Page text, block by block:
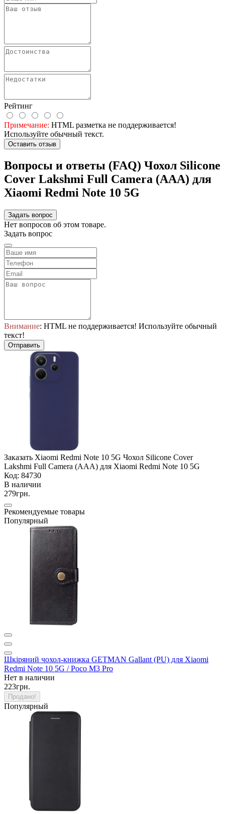
Рейтинг
Примечание: HTML разметка не поддерживается!
Используйте обычный текст.
Оставить отзыв
Вопросы и ответы (FAQ) Чохол Silicone
Cover Lakshmi Full Camera (AAA) для
Xiaomi Redmi Note 10 5G
Задать вопрос
Нет вопросов об этом товаре.
Задать вопрос
Внимание: HTML не поддерживается! Используйте обычный
текст!
Отправить
Заказать Xiaomi Redmi Note 10 5G Чохол Silicone Cover
Lakshmi Full Camera (AAA) для Xiaomi Redmi Note 10 5G
Код: 84730
В наличии
279грн.
Рекомендуемые товары
Популярный
Шкіряний чохол-книжка GETMAN Gallant (PU) для Xiaomi
Redmi Note 10 5G / Poco M3 Pro
Нет в наличии
223грн.
Продано!
Популярный